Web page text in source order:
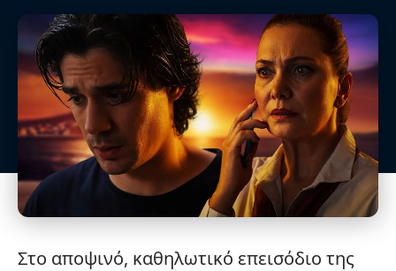
Στο αποψινό, καθηλωτικό επεισόδιο της